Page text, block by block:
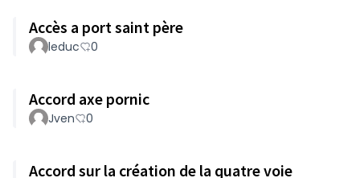
Accès a port saint père
leduc 0
Accord axe pornic
Jven 0
Accord sur la création de la quatre voie